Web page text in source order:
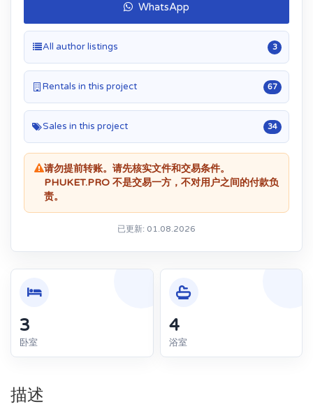
WhatsApp
All author listings 3
Rentals in this project 67
Sales in this project 34
请勿提前转账。请先核实文件和交易条件。
PHUKET.PRO 不是交易一方，不对用户之间的付款负
责。
已更新: 01.08.2026
3
卧室
4
浴室
描述